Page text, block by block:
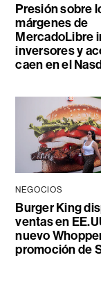
Presión sobre
márgenes de
MercadoLibre
inversores y
caen en el
NEGOCIOS
Burger King
ventas en
nuevo
promoción de